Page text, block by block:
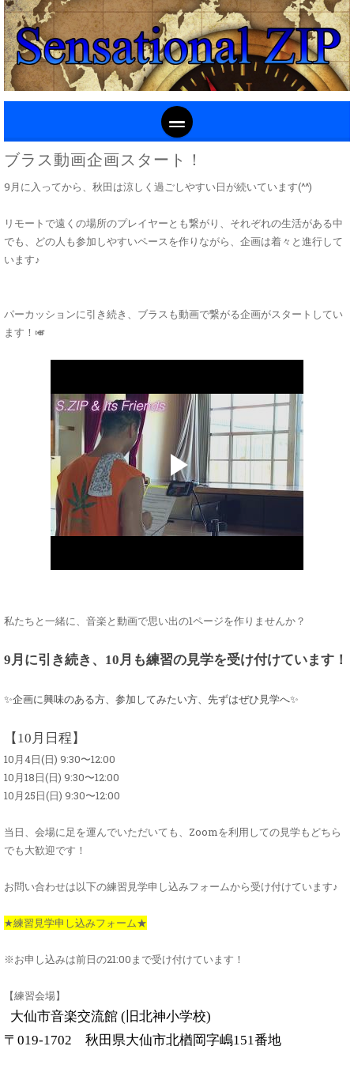
ブラス動画企画スタート！
9月に入ってから、秋田は涼しく過ごしやすい日が続いています(^^)
リモートで遠くの場所のプレイヤーとも繋がり、それぞれの生活がある中
でも、どの人も参加しやすいペースを作りながら、企画は着々と進行して
います♪
パーカッションに引き続き、ブラスも動画で繋がる企画がスタートしてい
ます！🎺
私たちと一緒に、音楽と動画で思い出の1ページを作りませんか？
9月に引き続き、10月も練習の見学を受け付けています！
✨企画に興味のある方、参加してみたい方、先ずはぜひ見学へ✨
【10月日程】
10月4日(日) 9:30〜12:00
10月18日(日) 9:30〜12:00
10月25日(日) 9:30〜12:00
当日、会場に足を運んでいただいても、Zoomを利用しての見学もどちら
でも大歓迎です！
お問い合わせは以下の練習見学申し込みフォームから受け付けています♪
★練習見学申し込みフォーム★
※お申し込みは前日の21:00まで受け付けています！
【練習会場】
大仙市音楽交流館 (旧北神小学校)
〒019-1702 秋田県大仙市北楢岡字嶋151番地